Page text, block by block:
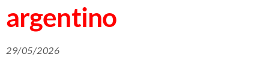
argentino
29/05/2026